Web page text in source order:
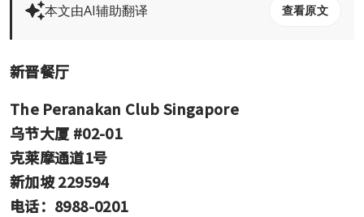
本文由AI辅助翻译 查看原文
新晋餐厅
The Peranakan Club Singapore
乌节大厦 #02-01
克莱摩通道1号
新加坡 229594
电话：8988-0201